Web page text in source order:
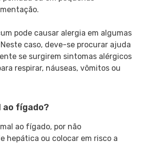
pode causar alergia em algumas
caso, deve-se procurar ajuda
se surgirem sintomas alérgicos
respirar, náuseas, vômitos ou
ao fígado?
ao fígado, por não
hepática ou colocar em risco a